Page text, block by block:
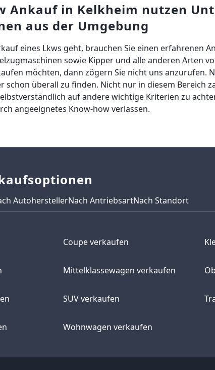
Ankauf in Kelkheim nutzen
aus der Umgebung
eines Lkws geht, brauchen Sie einen erfahrenen
sowie Kipper und alle anderen Arten
möchten, dann zögern Sie nicht uns anzurufen.
schon überall zu finden. Nicht nur in diesem Bereich
auf andere wichtige Kriterien zu
angeeignetes Know-how verlassen.
AutoherstellerNach AntriebsartNach Standort
Coupe verkaufen
Mittelklassewagen verkaufen
SUV verkaufen
Wohnwagen verkaufen